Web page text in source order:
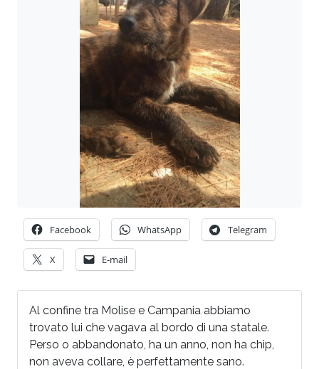
Facebook WhatsApp Telegram
X E-mail
Al confine tra Molise e Campania abbiamo
trovato lui che vagava al bordo di una statale.
Perso o abbandonato, ha un anno, non ha chip,
non aveva collare, è perfettamente sano.